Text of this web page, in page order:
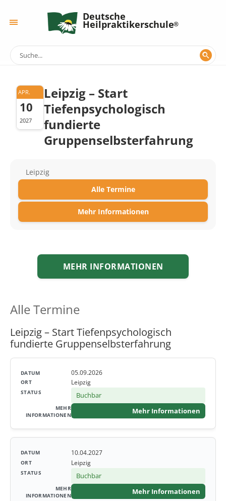
Deutsche
Heilpraktikerschule
APR.
10
2027
Leipzig – Start
Tiefenpsychologisch
fundierte
Gruppenselbsterfahrung
Leipzig
Alle Termine
Mehr Informationen
MEHR INFORMATIONEN
Alle Termine
Leipzig – Start Tiefenpsychologisch
fundierte Gruppenselbsterfahrung
05.09.2026
Leipzig
Buchbar
Mehr Informationen
10.04.2027
Leipzig
Buchbar
Mehr Informationen